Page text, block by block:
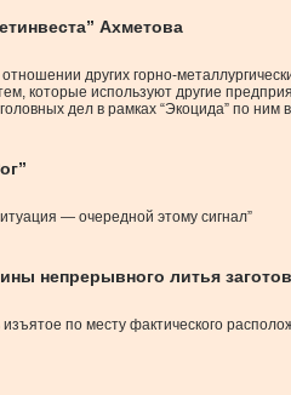
Ахметова
других горно-
которые используют другие
дел в рамках “Экоцида” по ним
— очередной этому сигнал”
непрерывного литья
по месту фактического